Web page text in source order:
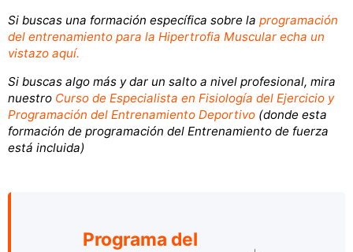
Si buscas una formación específica sobre la programación
del entrenamiento para la Hipertrofia Muscular echa un
vistazo aquí.
Si buscas algo más y dar un salto a nivel profesional, mira
nuestro Curso de Especialista en Fisiología del Ejercicio y
Programación del Entrenamiento Deportivo (donde esta
formación de programación del Entrenamiento de fuerza
está incluida)
Programa del